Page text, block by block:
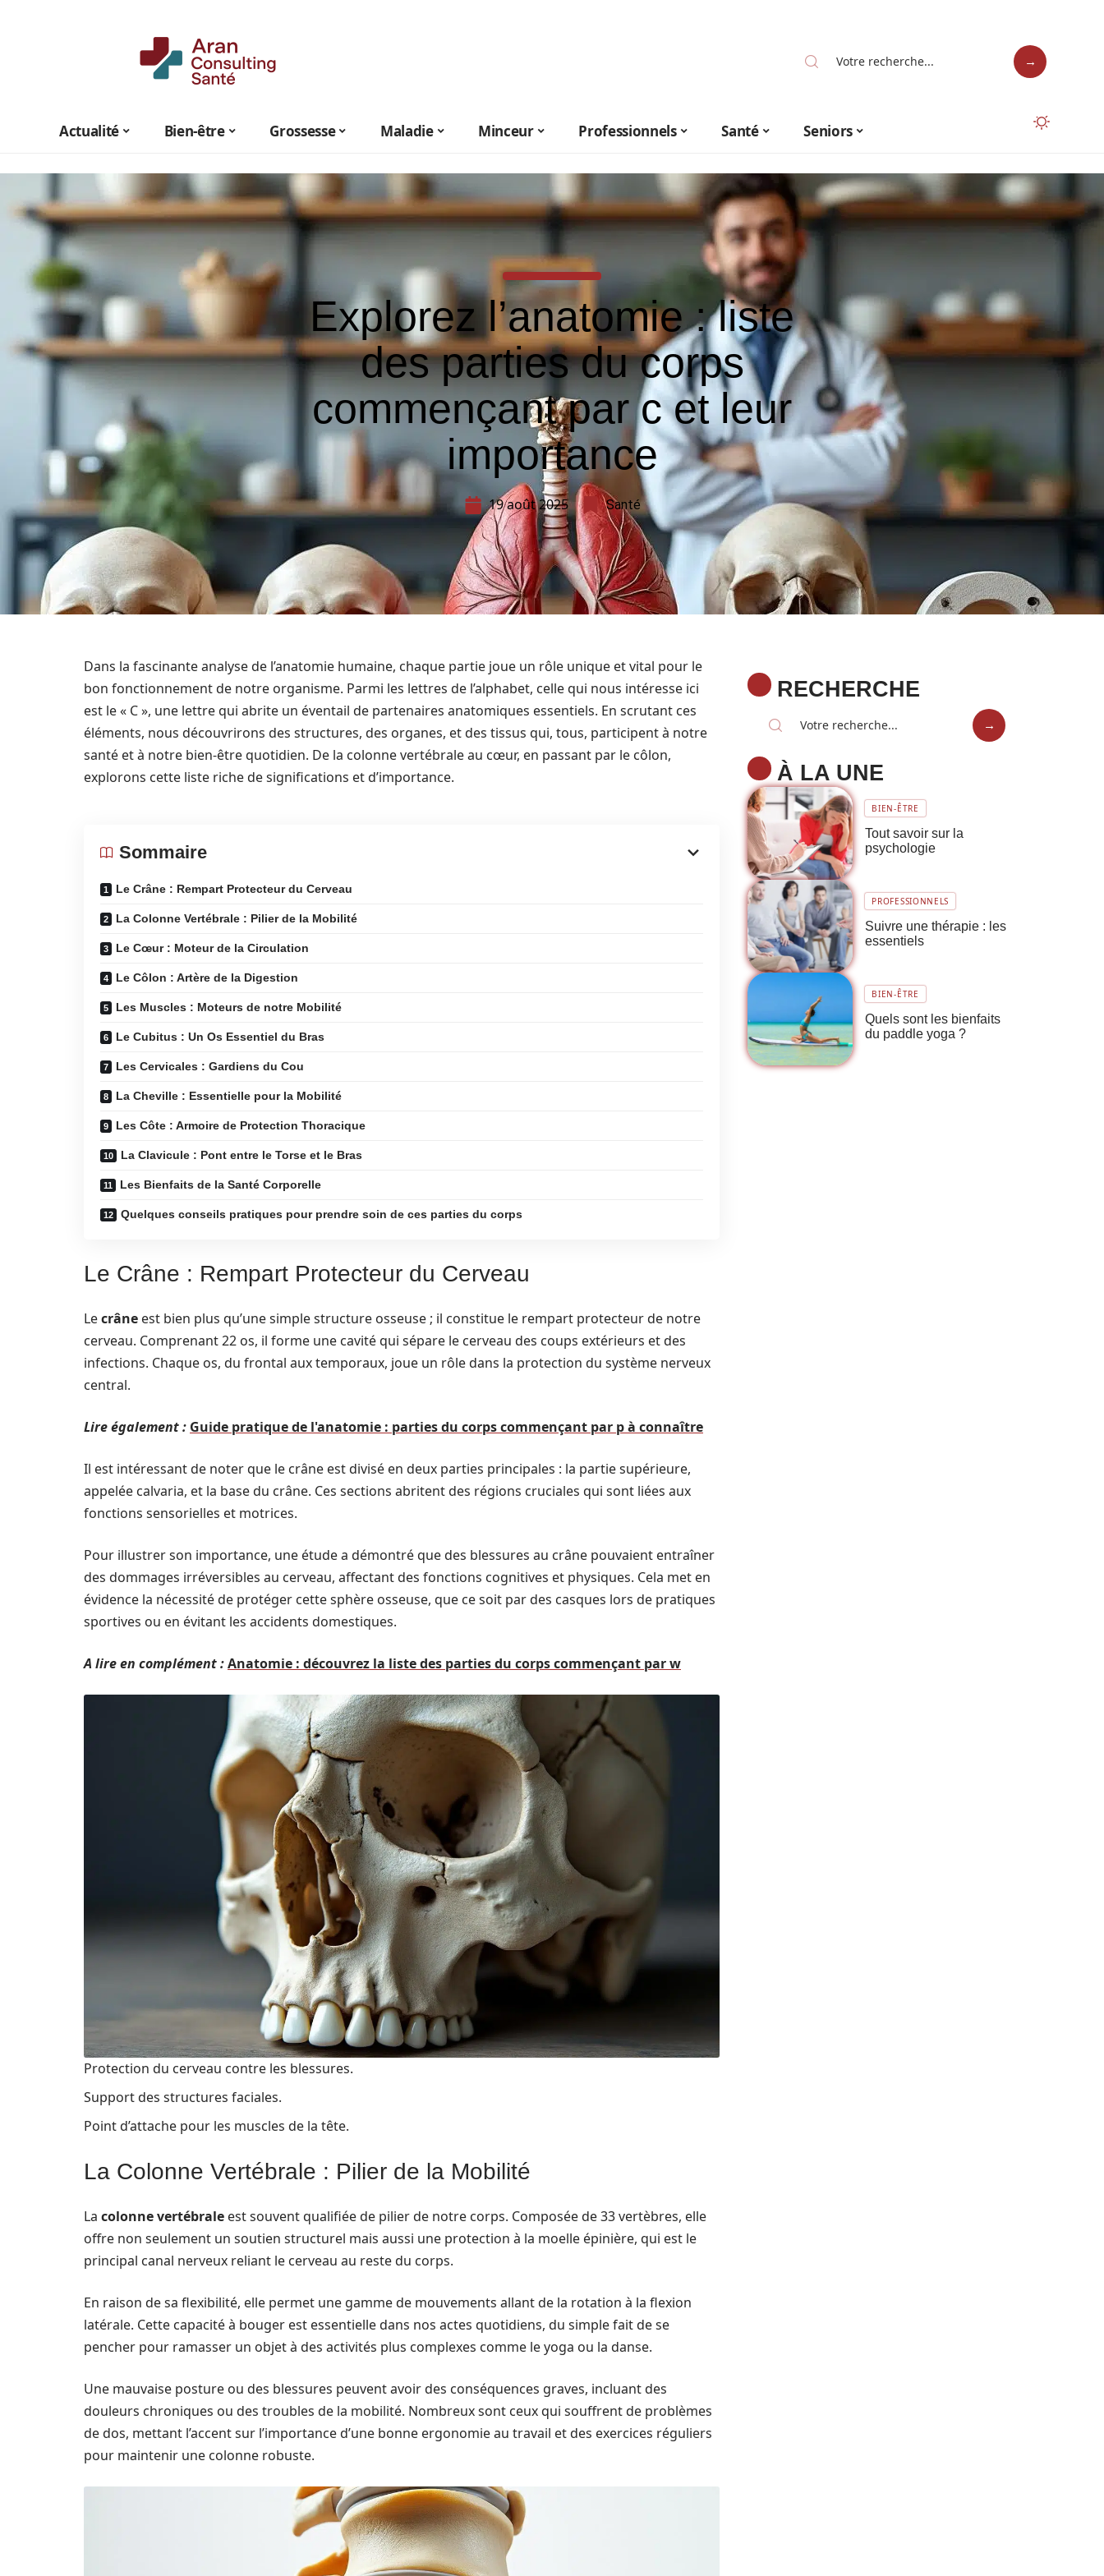
Actualité Bien-être Grossesse Maladie Minceur Professionnels Santé Seniors
Explorez l’anatomie : liste
des parties du corps
commençant par c et leur
importance
19 août 2025 Santé
Dans la fascinante analyse de l’anatomie humaine, chaque partie joue un rôle unique et vital pour le
bon fonctionnement de notre organisme. Parmi les lettres de l’alphabet, celle qui nous intéresse ici
est le « C », une lettre qui abrite un éventail de partenaires anatomiques essentiels. En scrutant ces
éléments, nous découvrirons des structures, des organes, et des tissus qui, tous, participent à notre
santé et à notre bien-être quotidien. De la colonne vertébrale au cœur, en passant par le côlon,
explorons cette liste riche de significations et d’importance.
Sommaire
Le Crâne : Rempart Protecteur du Cerveau
La Colonne Vertébrale : Pilier de la Mobilité
Le Cœur : Moteur de la Circulation
Le Côlon : Artère de la Digestion
Les Muscles : Moteurs de notre Mobilité
Le Cubitus : Un Os Essentiel du Bras
Les Cervicales : Gardiens du Cou
La Cheville : Essentielle pour la Mobilité
Les Côte : Armoire de Protection Thoracique
La Clavicule : Pont entre le Torse et le Bras
Les Bienfaits de la Santé Corporelle
Quelques conseils pratiques pour prendre soin de ces parties du corps
Le Crâne : Rempart Protecteur du Cerveau
Lecrâne est bien plus qu’une simple structure osseuse ; il constitue le rempart protecteur de notre
cerveau. Comprenant 22 os, il forme une cavité qui sépare le cerveau des coups extérieurs et des
infections. Chaque os, du frontal aux temporaux, joue un rôle dans la protection du système nerveux
central.
Lire également : Guide pratique de l'anatomie : parties du corps commençant par p à connaître
Il est intéressant de noter que le crâne est divisé en deux parties principales : la partie supérieure,
appelée calvaria, et la base du crâne. Ces sections abritent des régions cruciales qui sont liées aux
fonctions sensorielles et motrices.
Pour illustrer son importance, une étude a démontré que des blessures au crâne pouvaient entraîner
des dommages irréversibles au cerveau, affectant des fonctions cognitives et physiques. Cela met en
évidence la nécessité de protéger cette sphère osseuse, que ce soit par des casques lors de pratiques
sportives ou en évitant les accidents domestiques.
A lire en complément :Anatomie : découvrez la liste des parties du corps commençant par w
Protection du cerveau contre les blessures.
Support des structures faciales.
Point d’attache pour les muscles de la tête.
La Colonne Vertébrale : Pilier de la Mobilité
La colonne vertébrale est souvent qualifiée de pilier de notre corps. Composée de 33 vertèbres, elle
offre non seulement un soutien structurel mais aussi une protection à la moelle épinière, qui est le
principal canal nerveux reliant le cerveau au reste du corps.
En raison de sa flexibilité, elle permet une gamme de mouvements allant de la rotation à la flexion
latérale. Cette capacité à bouger est essentielle dans nos actes quotidiens, du simple fait de se
pencher pour ramasser un objet à des activités plus complexes comme le yoga ou la danse.
Une mauvaise posture ou des blessures peuvent avoir des conséquences graves, incluant des
douleurs chroniques ou des troubles de la mobilité. Nombreux sont ceux qui souffrent de problèmes
de dos, mettant l’accent sur l’importance d’une bonne ergonomie au travail et des exercices réguliers
pour maintenir une colonne robuste.
RECHERCHE
À LA UNE
BIEN-ÊTRE
Tout savoir sur la
psychologie
PROFESSIONNELS
Suivre une thérapie : les
essentiels
BIEN-ÊTRE
Quels sont les bienfaits
du paddle yoga ?